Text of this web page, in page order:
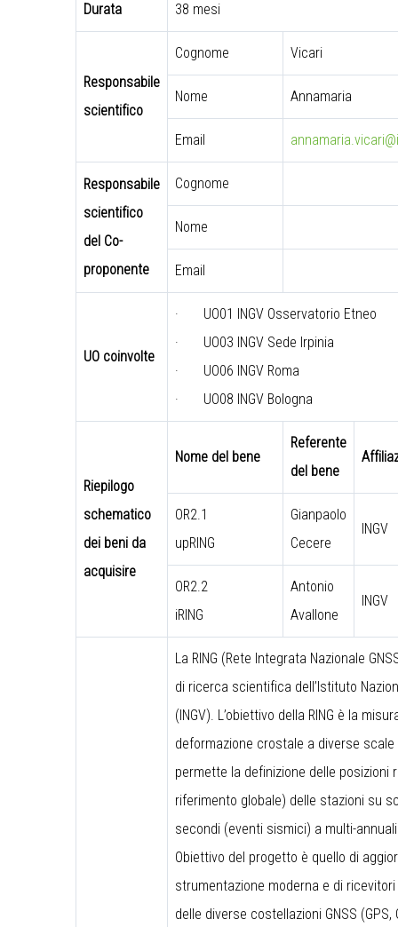
Durata 38 mesi
Responsabile
scientifico
Cognome Vicari
Nome Annamaria
Email
Responsabile
scientifico
del Co-
proponente
Cognome
Nome
Email
UO coinvolte
· UO01 INGV Osservatorio Etneo
· UO03 INGV Sede Irpinia
· UO06 INGV Roma
· UO08 INGV Bologna
Riepilogo
schematico
dei beni da
acquisire
Nome del bene
Referente
del bene
OR2.1
upRING
Gianpaolo
Cecere
INGV
OR2.2
iRING
Antonio
Avallone
INGV
La RING (Rete Integrata Nazionale
di ricerca scientifica dell’Istituto
(INGV). L’obiettivo della RING è la
deformazione crostale a diverse scale
permette la definizione delle posizioni
riferimento globale) delle stazioni su
secondi (eventi sismici) a multi-
Obiettivo del progetto è quello di
strumentazione moderna e di
delle diverse costellazioni GNSS (GPS,